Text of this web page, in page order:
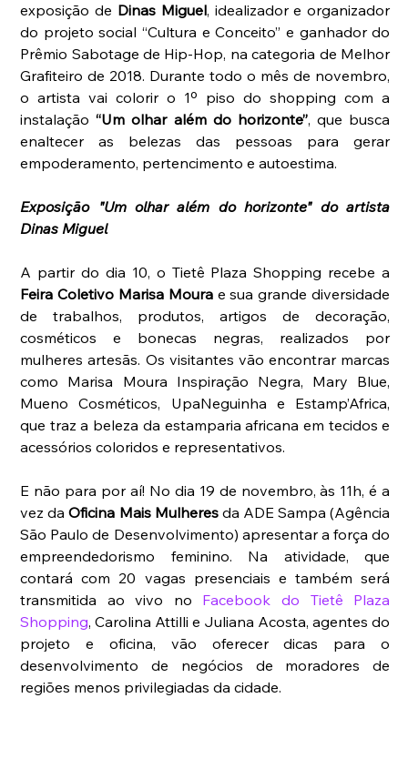
exposição de Dinas Miguel, idealizador e organizador
do projeto social “Cultura e Conceito” e ganhador do
Prêmio Sabotage de Hip-Hop, na categoria de Melhor
Grafiteiro de 2018. Durante todo o mês de novembro,
o artista vai colorir o 1º piso do shopping com a
instalação “Um olhar além do horizonte”, que busca
enaltecer as belezas das pessoas para gerar
empoderamento, pertencimento e autoestima.
Exposição "Um olhar além do horizonte" do artista
Dinas Miguel
Feira Coletivo Marisa Moura e sua grande diversidade
de trabalhos, produtos, artigos de decoração,
cosméticos e bonecas negras, realizados por
mulheres artesãs. Os visitantes vão encontrar marcas
como Marisa Moura Inspiração Negra, Mary Blue,
Mueno Cosméticos, UpaNeguinha e Estamp’Africa,
que traz a beleza da estamparia africana em tecidos e
acessórios coloridos e representativos.
E não para por aí! No dia 19 de novembro, às 11h, é a
vez da Oficina Mais Mulheres da ADE Sampa (Agência
São Paulo de Desenvolvimento) apresentar a força do
empreendedorismo feminino. Na atividade, que
contará com 20 vagas presenciais e também será
transmitida ao vivo no Facebook do Tietê Plaza
Shopping, Carolina Attilli e Juliana Acosta, agentes do
projeto e oficina, vão oferecer dicas para o
desenvolvimento de negócios de moradores de
regiões menos privilegiadas da cidade.